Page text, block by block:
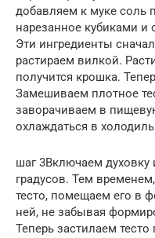
добавляем к муке соль
нарезанное кубиками
Эти ингредиенты
растираем вилкой.
получится крошка.
Замешиваем плотное
заворачиваем в
охлаждаться в
шаг 3Включаем духовку
градусов. Тем
тесто, помещаем его в
ней, не забывая
Теперь застилаем